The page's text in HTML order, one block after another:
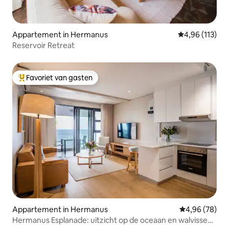
Appartement in Hermanus Gemiddelde
4,96 (113)
Reservoir Retreat
Topfavoriet van gasten
Favoriet van gasten
Appartement in Hermanus Gemiddelde
4,96 (78)
Hermanus Esplanade: uitzicht op de oceaan en walvissen